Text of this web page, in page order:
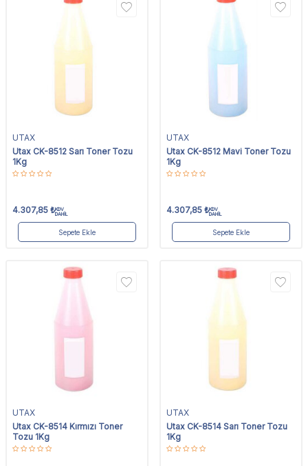
UTAX
Utax CK-8512 Sarı Toner Tozu
1Kg
4.307,85 ₺KDV
DAHİL
Sepete Ekle
UTAX
Utax CK-8512 Mavi Toner Tozu
1Kg
4.307,85 ₺KDV
DAHİL
Sepete Ekle
UTAX
Utax CK-8514 Kırmızı Toner
Tozu 1Kg
UTAX
Utax CK-8514 Sarı Toner Tozu
1Kg